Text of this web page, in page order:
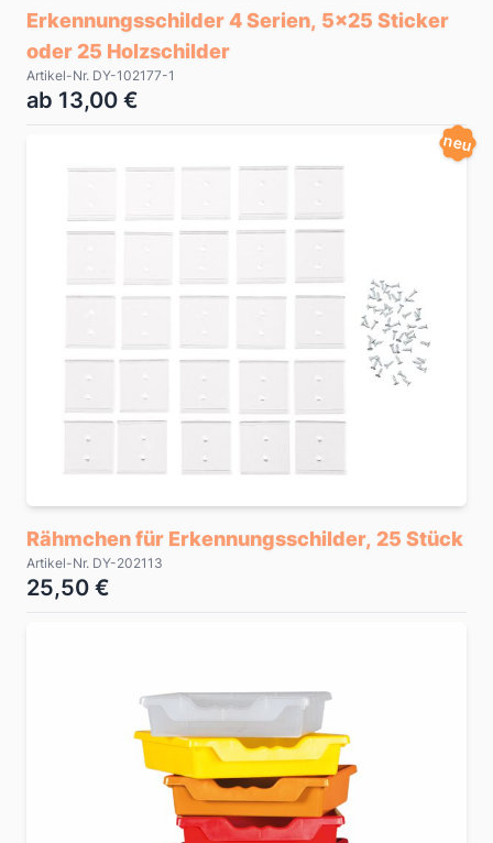
Erkennungsschilder 4 Serien, 5x25 Sticker
oder 25 Holzschilder
Artikel-Nr. DY-102177-1
ab 13,00 €
neu
Rähmchen für Erkennungsschilder, 25 Stück
Artikel-Nr. DY-202113
25,50 €